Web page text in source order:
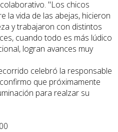
"Los chicos
la vida de las abejas, hicieron
y trabajaron con distintos
cuando todo es más lúdico
logran avances muy
celebró la responsable
que próximamente
para realzar su